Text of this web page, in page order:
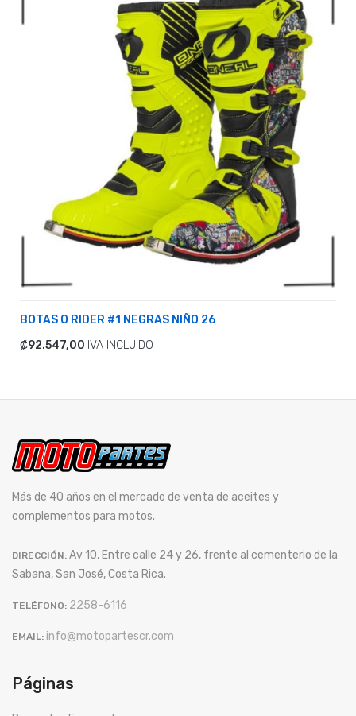
BOTAS O RIDER #1 NEGRAS NIÑO 26
₡92.547,00 IVA INCLUIDO
ADICIONAR
Más de 40 años en el mercado de venta de aceites y
complementos para motos.
DIRECCIÓN: Av 10, Entre calle 24 y 26, frente al cementerio de la
Sabana, San José, Costa Rica.
TELÉFONO: 2258-6116
EMAIL: info@motopartescr.com
Páginas